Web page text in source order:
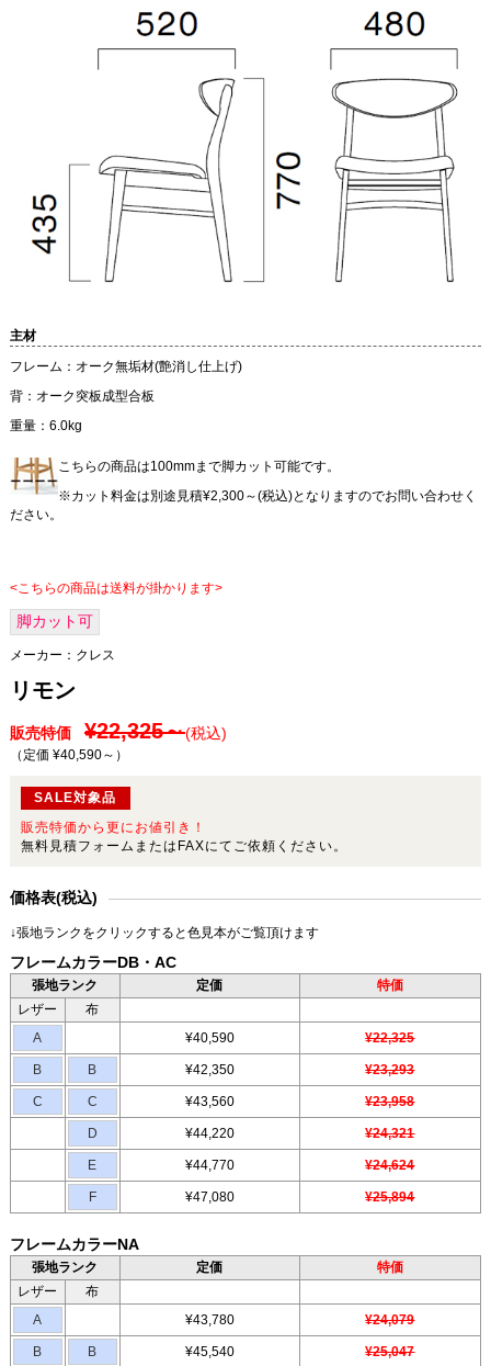
主材
フレーム：オーク無垢材(艶消し仕上げ)
背：オーク突板成型合板
重量：6.0kg
こちらの商品は100mmまで脚カット可能です。
※カット料金は別途見積¥2,300～(税込)となりますのでお問い合わせく
ださい。
<こちらの商品は送料が掛かります>
脚カット可
メーカー： クレス
リモン
販売特価 ¥22,325～(税込)
（定価 ¥40,590～ ）
SALE対象品
販売特価から更にお値引き！
無料見積フォームまたはFAXにてご依頼ください。
価格表(税込)
↓張地ランクをクリックすると色見本がご覧頂けます
フレームカラーDB・AC
張地ランク 定価
特価
レザー
布
A
¥40,590 ¥22,325
B B ¥42,350 ¥23,293
C C ¥43,560 ¥23,958
D ¥44,220 ¥24,321
E ¥44,770 ¥24,624
F ¥47,080 ¥25,894
フレームカラーNA
張地ランク 定価
特価
レザー
布
A
¥43,780 ¥24,079
B B ¥45,540 ¥25,047